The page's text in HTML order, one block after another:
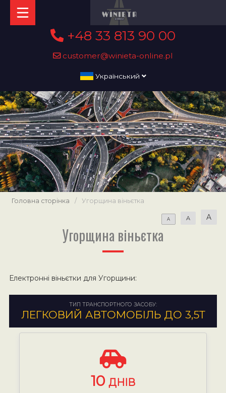
+48 33 813 90 00
customer@winieta-online.pl
Український
Головна сторінка / Угорщина віньєтка
A A A
Угорщина віньєтка
Електронні віньєтки для Угорщини:
ТИП ТРАНСПОРТНОГО ЗАСОБУ:
ЛЕГКОВИЙ АВТОМОБІЛЬ ДО 3,5Т
10 ДНІВ